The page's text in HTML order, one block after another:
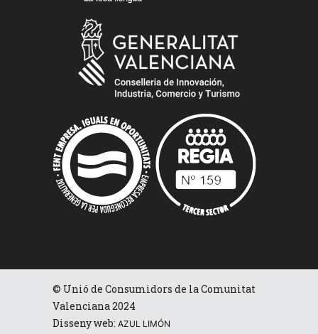
© Unió de Consumidors de la Comunitat
Valenciana 2024
Disseny web: AZUL LIMÓN